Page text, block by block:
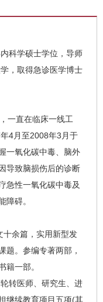
科学硕士学位，导师
，取得急诊医学博士
一直在临床一线工
4月至2008年3月于
一氧化碳中毒、脑外
导致脑损伤后的诊断
急性一氧化碳中毒及
障碍。
余篇，实用新型发
题。参编专著两部，
籍一部。
转医师、研究生、进
继续教育项目五项(其